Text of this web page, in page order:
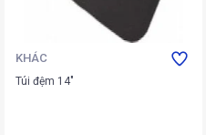
KHÁC
Túi đệm 14"